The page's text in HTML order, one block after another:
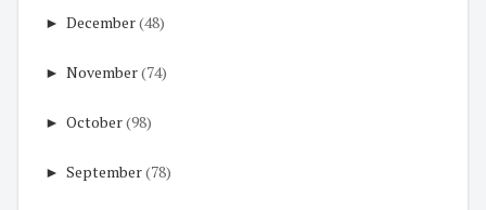
► December(48)
► November(74)
► October(98)
► September(78)